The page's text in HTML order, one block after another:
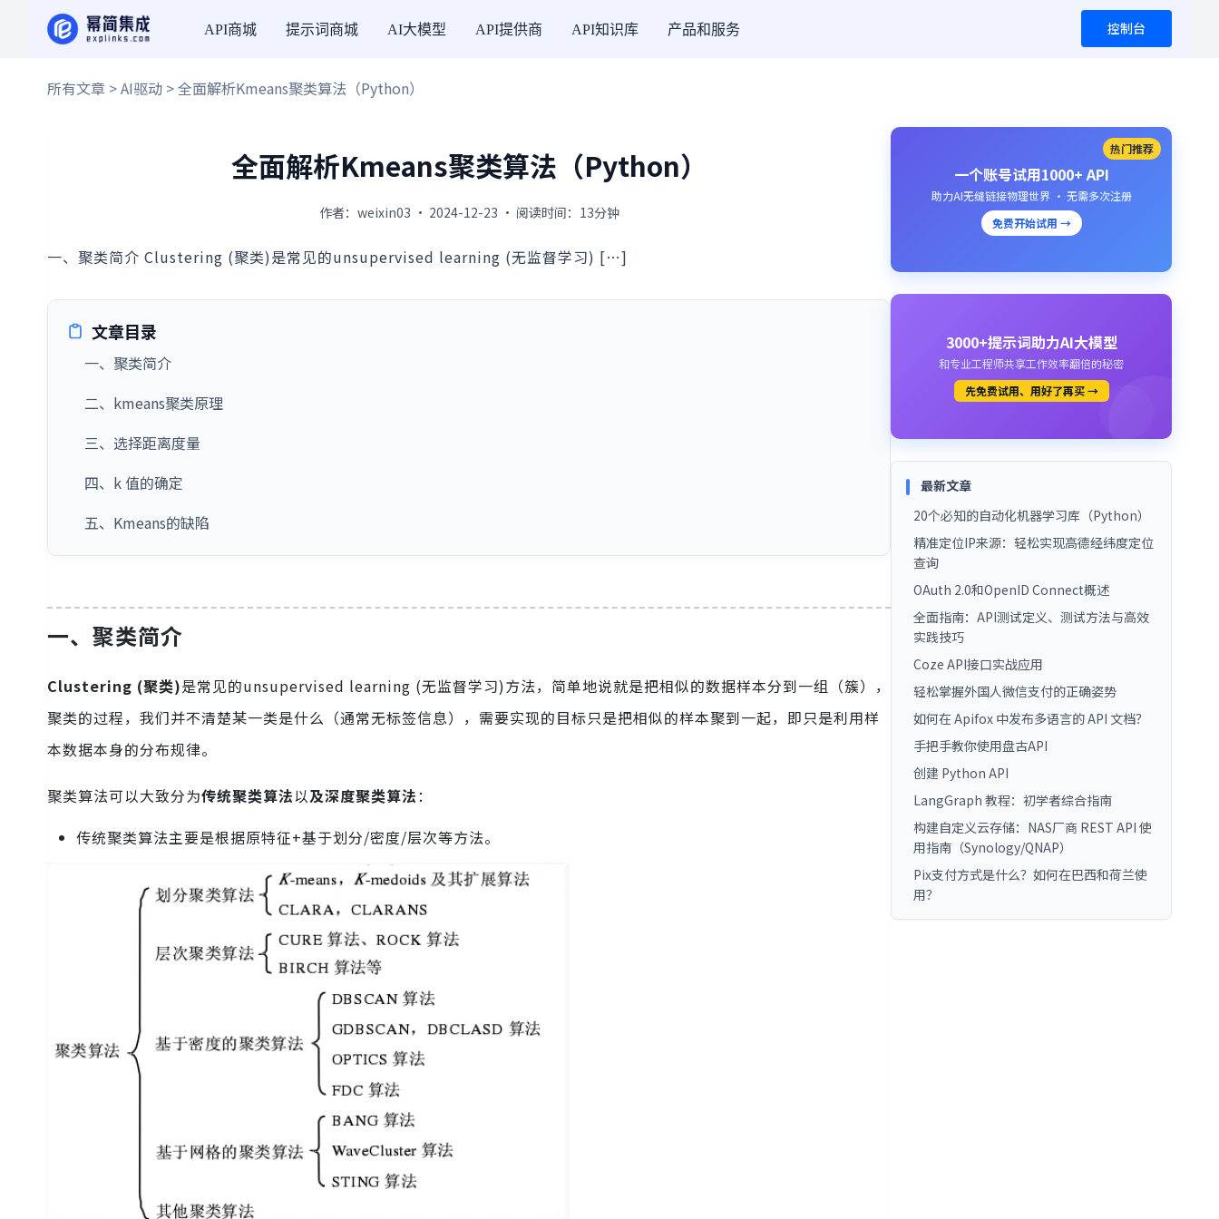
API商城 提示词商城 AI大模型 API提供商 API知识库 产品和服务 控制台
所有文章 >AI驱动 > 全面解析Kmeans聚类算法（Python）
全面解析Kmeans聚类算法（Python）
作者：weixin03 · 2024-12-23 · 阅读时间：13分钟
一、聚类简介 Clustering (聚类)是常见的unsupervised learning (无监督学习) […]
文章目录
一、聚类简介
二、kmeans聚类原理
三、选择距离度量
四、k 值的确定
五、Kmeans的缺陷
一、聚类简介
Clustering (聚类)是常见的unsupervised learning (无监督学习)方法，简单地说就是把相似的数据样本分到一组（簇），
聚类的过程，我们并不清楚某一类是什么（通常无标签信息），需要实现的目标只是把相似的样本聚到一起，即只是利用样
本数据本身的分布规律。
聚类算法可以大致分为传统聚类算法以及深度聚类算法：
传统聚类算法主要是根据原特征+基于划分/密度/层次等方法。
热门推荐
一个账号试用1000+ API
助力AI无缝链接物理世界 · 无需多次注册
免费开始试用 →
3000+提示词助力AI大模型
和专业工程师共享工作效率翻倍的秘密
先免费试用、用好了再买 →
最新文章
20个必知的自动化机器学习库（Python）
精准定位IP来源：轻松实现高德经纬度定位
查询
OAuth 2.0和OpenID Connect概述
全面指南：API测试定义、测试方法与高效
实践技巧
Coze API接口实战应用
轻松掌握外国人微信支付的正确姿势
如何在 Apifox 中发布多语言的 API 文档？
手把手教你使用盘古API
创建 Python API
LangGraph 教程：初学者综合指南
构建自定义云存储：NAS厂商 REST API 使
用指南（Synology/QNAP）
Pix支付方式是什么？如何在巴西和荷兰使
用？